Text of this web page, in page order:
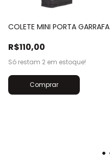
COLETE MINI PORTA GARRAFA
R$110,00
Só restam 2 em estoque!